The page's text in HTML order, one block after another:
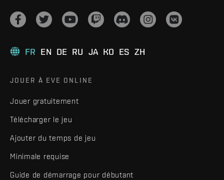
FR EN DE RU JA KO ES ZH
JOUER À EVE ONLINE
Jouer gratuitement
Télécharger le jeu
Ajouter du temps de jeu
Minimale requise
Guide de démarrage pour débutant